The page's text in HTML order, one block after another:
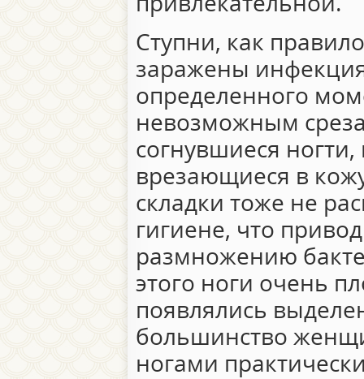
Ступни, как
заражены
определенного
невозможным
согнувшиеся
врезающиеся в
складки тоже не
гигиене, что
размножению
этого ноги очень
появлялись
большинство
ногами